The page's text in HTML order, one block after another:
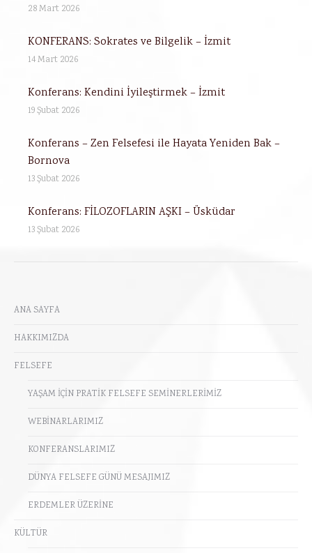
28 Mart 2026
KONFERANS: Sokrates ve Bilgelik – İzmit
14 Mart 2026
Konferans: Kendini İyileştirmek – İzmit
19 Şubat 2026
Konferans – Zen Felsefesi ile Hayata Yeniden Bak –
Bornova
13 Şubat 2026
Konferans: FİLOZOFLARIN AŞKI – Üsküdar
13 Şubat 2026
ANA SAYFA
HAKKIMIZDA
FELSEFE
YAŞAM İÇİN PRATİK FELSEFE SEMİNERLERİMİZ
WEBİNARLARIMIZ
KONFERANSLARIMIZ
DÜNYA FELSEFE GÜNÜ MESAJIMIZ
ERDEMLER ÜZERİNE
KÜLTÜR